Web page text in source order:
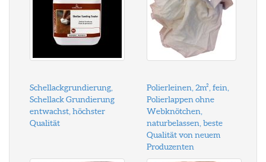
Schellackgrundierung,
Schellack Grundierung
entwachst, höchster
Qualität
Polierleinen, 2m², fein,
Polierlappen ohne
Webknötchen,
naturbelassen, beste
Qualität von neuem
Produzenten